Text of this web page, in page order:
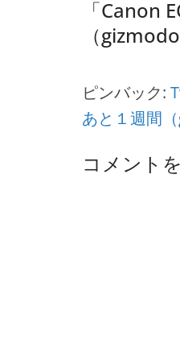
「Canon
（
ピンバック:
あと１週間
コメント